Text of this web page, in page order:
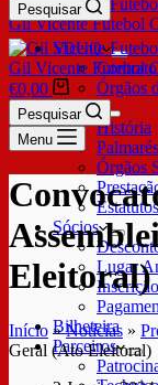
Gil Vicente Futebol
Pesquisar
SDUQ
Órgãos
Clube
História
Palmarés
Órgãos
Estatutos
Sócios
Lugar
Bilheteira
Parceiros
Gil Vicente Futebol
€0,00
Pesquisar
Menu
Eleitoral)
Início »Notícias »
Geral (Ato Eleitoral)